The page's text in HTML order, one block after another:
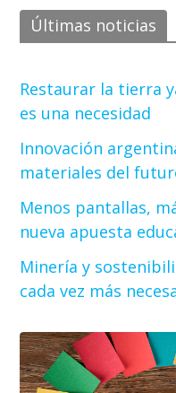
Últimas noticias
Restaurar la tierra
es una necesidad
Innovación
materiales del
Menos pantallas,
nueva apuesta
Minería y
cada vez más